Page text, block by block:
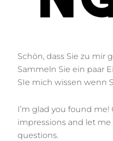
Schön, dass Sie zu mir
Sammeln Sie ein paar
SIe mich wissen wenn
I’m glad you found me!
impressions and let me
questions.